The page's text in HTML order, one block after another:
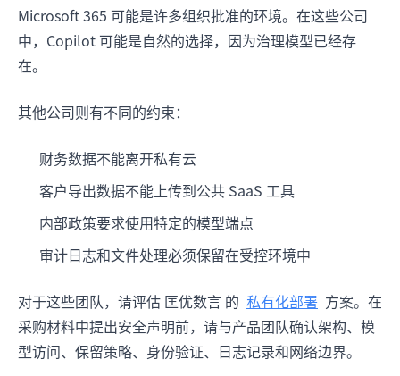
Microsoft 365 可能是许多组织批准的环境。在这些公司
中，Copilot 可能是自然的选择，因为治理模型已经存
在。
其他公司则有不同的约束：
财务数据不能离开私有云
客户导出数据不能上传到公共 SaaS 工具
内部政策要求使用特定的模型端点
审计日志和文件处理必须保留在受控环境中
对于这些团队，请评估 匡优数言 的 私有化部署 方案。在
采购材料中提出安全声明前，请与产品团队确认架构、模
型访问、保留策略、身份验证、日志记录和网络边界。